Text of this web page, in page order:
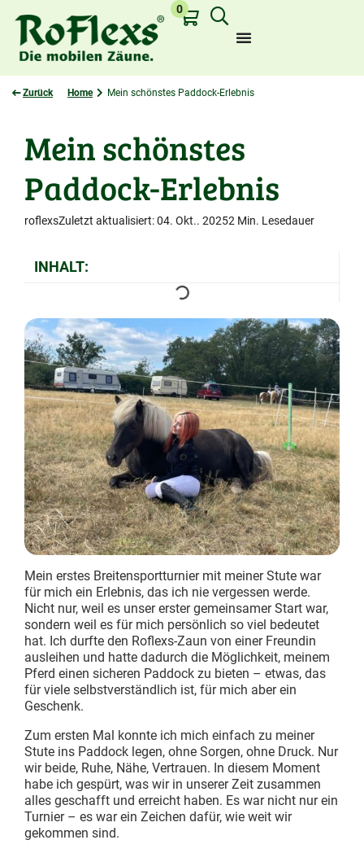
0
Zuletzt angesehen:
RoFlexs Zäune,Basic Serie,
Pony & Kleinpferde-Zäune
RoFlexs Basic 98 Zaun Pfosten
Ideal für Shetlandponys
168,00€
Enthält 19% MwSt.
zzgl.Versand
RoFlexs Zäune,
Pony & Kleinpferde-
RoFlexs Basic 145
Ideal für Kleinpferde
172,00€
Enthält 19% MwSt.
zzgl.Versand
Zurück Home Mein schönstes Paddock-Erlebnis
Mein schönstes
Paddock-Erlebnis
roflexsZuletzt aktualisiert:04. Okt.. 20252 Min. Lesedauer
INHALT:
Mein erstes Breitensportturnier mit meiner Stute war
für mich ein Erlebnis, das ich nie vergessen werde.
Nicht nur, weil es unser erster gemeinsamer Start war,
sondern weil es für mich persönlich so viel bedeutet
hat. Ich durfte den Roflexs-Zaun von einer Freundin
ausleihen und hatte dadurch die Möglichkeit, meinem
Pferd einen sicheren Paddock zu bieten – etwas, das
für viele selbstverständlich ist, für mich aber ein
Geschenk.
Zum ersten Mal konnte ich mich einfach zu meiner
Stute ins Paddock legen, ohne Sorgen, ohne Druck. Nur
wir beide, Ruhe, Nähe, Vertrauen. In diesem Moment
habe ich gespürt, was wir in unserer Zeit zusammen
alles geschafft und erreicht haben. Es war nicht nur ein
Turnier – es war ein Zeichen dafür, wie weit wir
gekommen sind.